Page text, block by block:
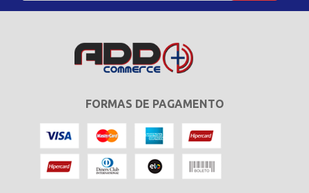
FORMAS DE PAGAMENTO